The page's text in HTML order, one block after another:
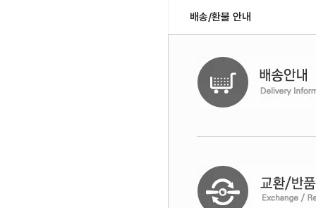
배송/환불 안내